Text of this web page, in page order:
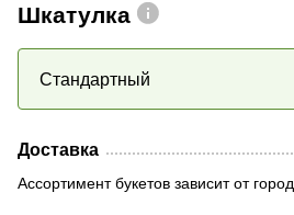
Шкатулка
Стандартный
Доставка
Ассортимент букетов зависит от